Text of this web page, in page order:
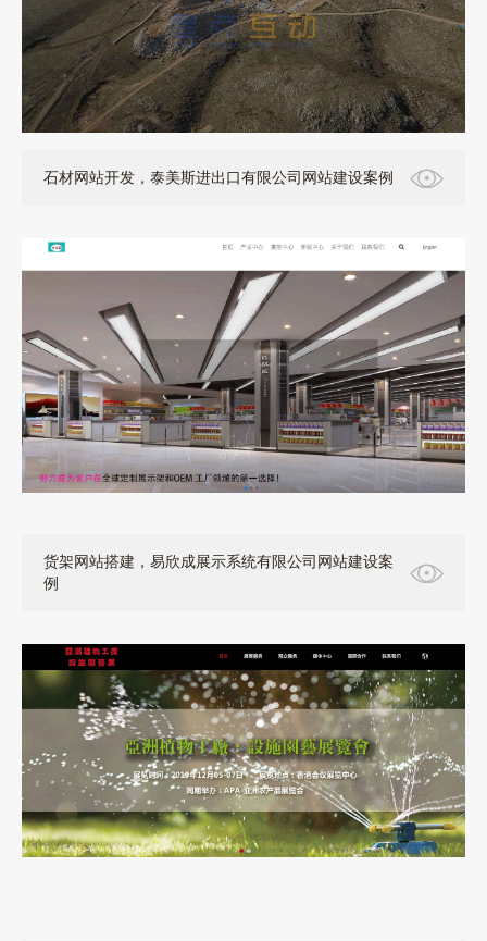
石材网站开发，泰美斯进出口有限公司网站建设案例
货架网站搭建，易欣成展示系统有限公司网站建设案
例